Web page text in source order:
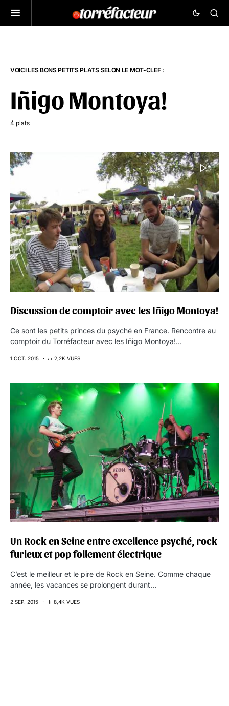
VOICI LES BONS PETITS PLATS SELON LE MOT-CLEF :
Iñigo Montoya!
4 plats
Discussion de comptoir avec les Iñigo Montoya!
Ce sont les petits princes du psyché en France. Rencontre au
comptoir du Torréfacteur avec les Iñigo Montoya!…
1 OCT. 2015 2,2K VUES
Un Rock en Seine entre excellence psyché, rock
furieux et pop follement électrique
C’est le meilleur et le pire de Rock en Seine. Comme chaque
année, les vacances se prolongent durant…
2 SEP. 2015 8,4K VUES